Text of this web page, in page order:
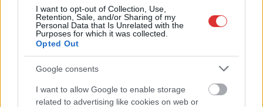
I want to opt-out of Collection, Use,
Retention, Sale, and/or Sharing of my
Personal Data that Is Unrelated with the
Purposes for which it was collected.
Opted Out
Google consents
I want to allow Google to enable storage
related to advertising like cookies on web or
jelentős drágulás várható. Az RTL-nek nyilatkozó szakértők
szerint az áremelkedést egyszerre gerjeszti az…
TOVÁBB OLVASOM
Magyarország